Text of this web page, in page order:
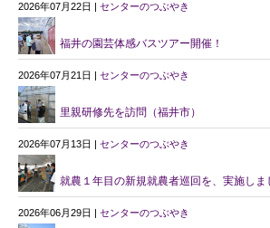
2026年07月22日 | センターのつぶやき
福井の園芸体感バスツアー開催！
2026年07月21日 | センターのつぶやき
里親研修先を訪問（福井市）
2026年07月13日 | センターのつぶやき
就農１年目の新規就農者巡回を、実施しま
2026年06月29日 | センターのつぶやき